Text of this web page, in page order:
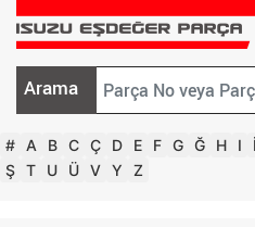
Arama
# A B C Ç D E F G Ğ H I İ
Ş T U Ü V Y Z